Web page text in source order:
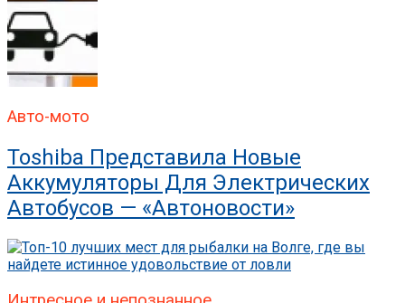
Авто-мото
Toshiba Представила Новые
Аккумуляторы Для Электрических
Автобусов — «Автоновости»